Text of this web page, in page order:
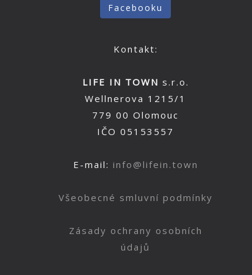
Facebooku
Kontakt:
LIFE IN TOWN s.r.o.
Wellnerova 1215/1
779 00 Olomouc
IČO 05153557
E-mail: info@lifein.town
Všeobecné smluvní podmínky
Zásady ochrany osobních
údajů